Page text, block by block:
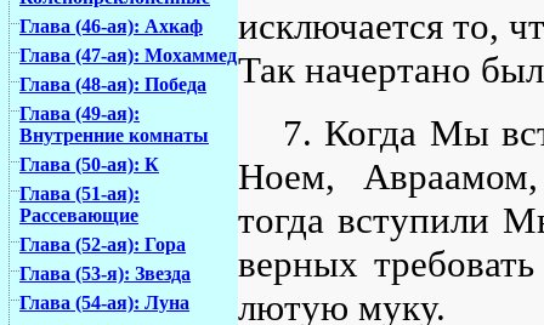
Глава (46-ая): Ахкаф
Глава (47-ая): Мохаммед
Глава (48-ая): Победа
Глава (49-ая):
Внутренние комнаты
Глава (50-ая): К
Глава (51-ая):
Рассевающие
Глава (52-ая): Гора
Глава (53-я): Звезда
Глава (54-ая): Луна
исключается то,
Так начертано
7. Когда Мы
Ноем,
тогда вступили
верных
лютую муку.